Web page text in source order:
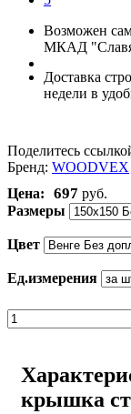
Возможен
МКАД
Доставка
недели в
Поделитесь
Бренд: WOODVEX
Цена:
697 руб.
Размеры
Цвет
Ед.измерения
крышка